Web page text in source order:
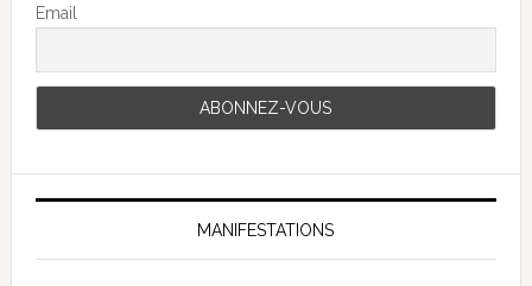
Email
MANIFESTATIONS